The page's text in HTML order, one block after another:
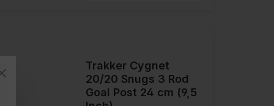
Trakker Cygnet
20/20 Snugs 3 Rod
Goal Post 24 cm (9,5